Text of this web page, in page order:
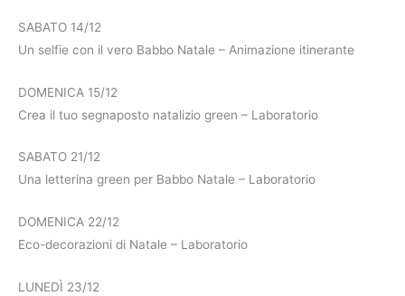
SABATO 14/12
Un selfie con il vero Babbo Natale – Animazione itinerante
DOMENICA 15/12
Crea il tuo segnaposto natalizio green – Laboratorio
SABATO 21/12
Una letterina green per Babbo Natale – Laboratorio
DOMENICA 22/12
Eco-decorazioni di Natale – Laboratorio
LUNEDÌ 23/12